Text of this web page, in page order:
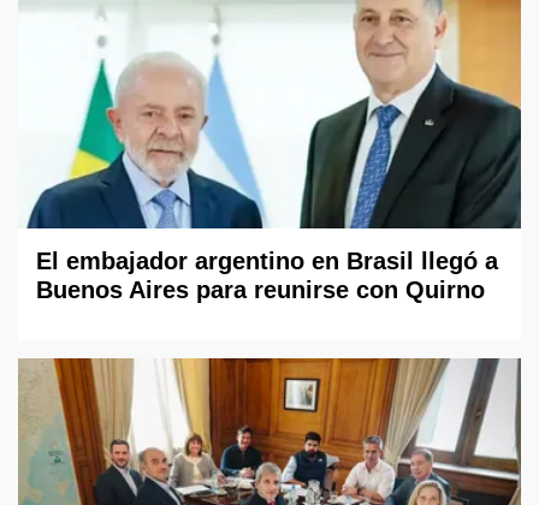
El embajador argentino en Brasil llegó a
Buenos Aires para reunirse con Quirno